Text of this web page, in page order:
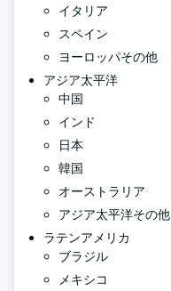
イタリア
スペイン
ヨーロッパその他
アジア太平洋
中国
インド
日本
韓国
オーストラリア
アジア太平洋その他
ラテンアメリカ
ブラジル
メキシコ